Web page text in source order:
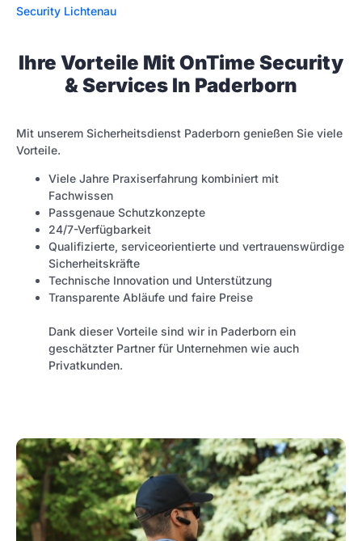
Security Lichtenau
Ihre Vorteile Mit OnTime Security
& Services In Paderborn
Mit unserem Sicherheitsdienst Paderborn genießen Sie viele
Vorteile.
Viele Jahre Praxiserfahrung kombiniert mit
Fachwissen
Passgenaue Schutzkonzepte
24/7-Verfügbarkeit
Qualifizierte, serviceorientierte und vertrauenswürdige
Sicherheitskräfte
Technische Innovation und Unterstützung
Transparente Abläufe und faire Preise
Dank dieser Vorteile sind wir in Paderborn ein
geschätzter Partner für Unternehmen wie auch
Privatkunden.